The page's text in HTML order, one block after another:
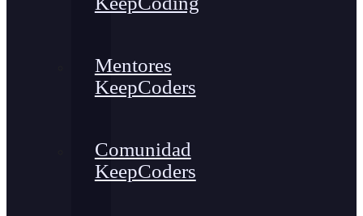
Mentores
KeepCoders
Comunidad
KeepCoders